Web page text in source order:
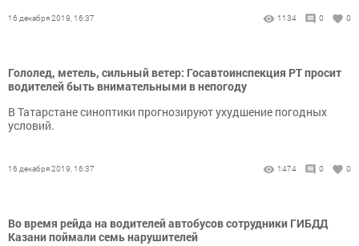
16 декабря 2019, 16:37 1134 0 0
Гололед, метель, сильный ветер: Госавтоинспекция РТ просит
водителей быть внимательными в непогоду
В Татарстане синоптики прогнозируют ухудшение погодных
условий.
16 декабря 2019, 16:37 1474 0 0
Во время рейда на водителей автобусов сотрудники ГИБДД
Казани поймали семь нарушителей